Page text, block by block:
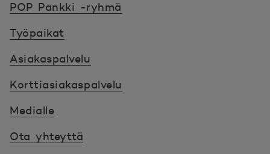
POP Pankki -ryhmä
Työpaikat
Asiakaspalvelu
Korttiasiakaspalvelu
Medialle
Ota yhteyttä